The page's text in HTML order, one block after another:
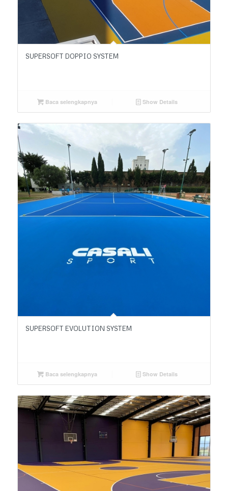
SUPERSOFT DOPPIO SYSTEM
Baca selengkapnya Show Details
SUPERSOFT EVOLUTION SYSTEM
Baca selengkapnya Show Details